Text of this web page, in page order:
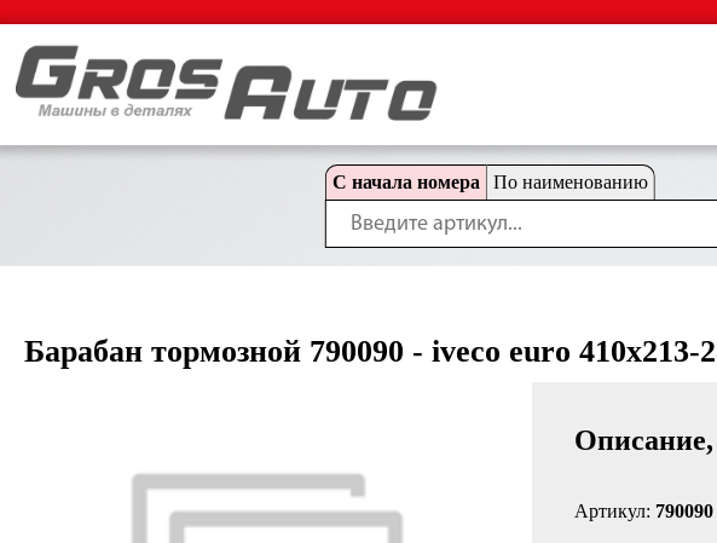
С начала номера По наименованию
Барабан тормозной 790090 - iveco euro
Описание,
Артикул: 790090